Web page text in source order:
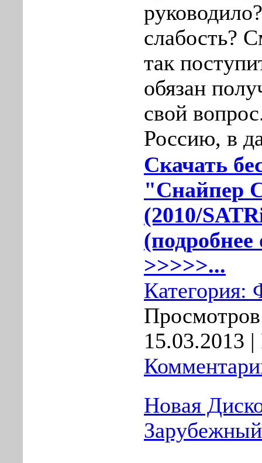
слабость?
так
обязан
свой
Россию, в
Скачать
"Снайпер
(2010/
(подробнее
>>>>>...
Категория:
15.03.2013 |
Новая